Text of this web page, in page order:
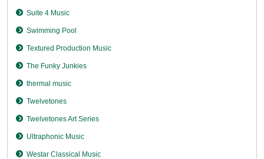
Suite 4 Music
Swimming Pool
Textured Production Music
The Funky Junkies
thermal music
Twelvetones
Twelvetones Art Series
Ultraphonic Music
Westar Classical Music